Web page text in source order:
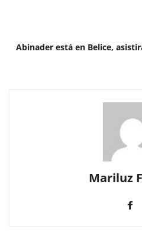
Abinader está en Belice,
Mariluz